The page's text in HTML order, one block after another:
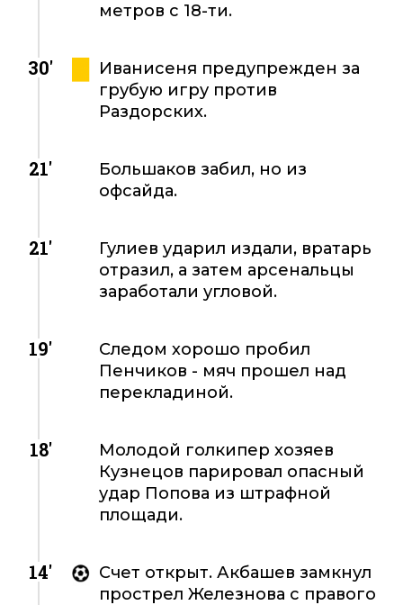
метров с 18-ти.
30'
Иванисеня предупрежден за
грубую игру против
Раздорских.
21'
Большаков забил, но из
офсайда.
21'
Гулиев ударил издали, вратарь
отразил, а затем арсенальцы
заработали угловой.
19'
Следом хорошо пробил
Пенчиков - мяч прошел над
перекладиной.
18'
Молодой голкипер хозяев
Кузнецов парировал опасный
удар Попова из штрафной
площади.
14'
Счет открыт. Акбашев замкнул
прострел Железнова с правого